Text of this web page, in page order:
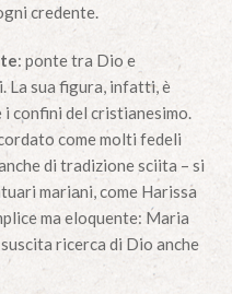
credente.
: ponte tra Dio e
La sua figura, infatti, è
confini del cristianesimo.
come molti fedeli
di tradizione sciita – si
mariani, come Harissa
ma eloquente: Maria
ricerca di Dio anche